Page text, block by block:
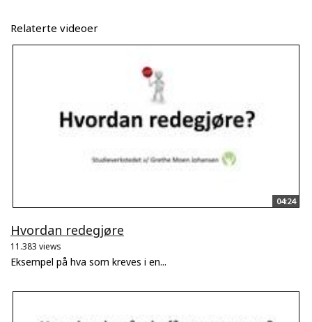
Relaterte videoer
04:24
Hvordan redegjøre
11.383 views
Eksempel på hva som kreves i en...